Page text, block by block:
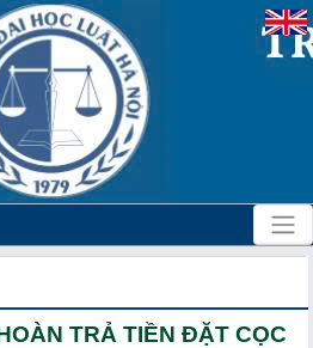
TRẢ TIỀN ĐẶT CỌC